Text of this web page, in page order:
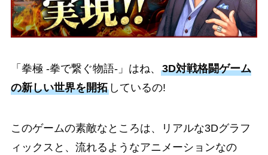
「拳極 -拳で繋ぐ物語-」はね、 3D対戦格闘ゲーム
の新しい世界を開拓しているの!
このゲームの素敵なところは、リアルな3Dグラフ
ィックスと、流れるようなアニメーションなの